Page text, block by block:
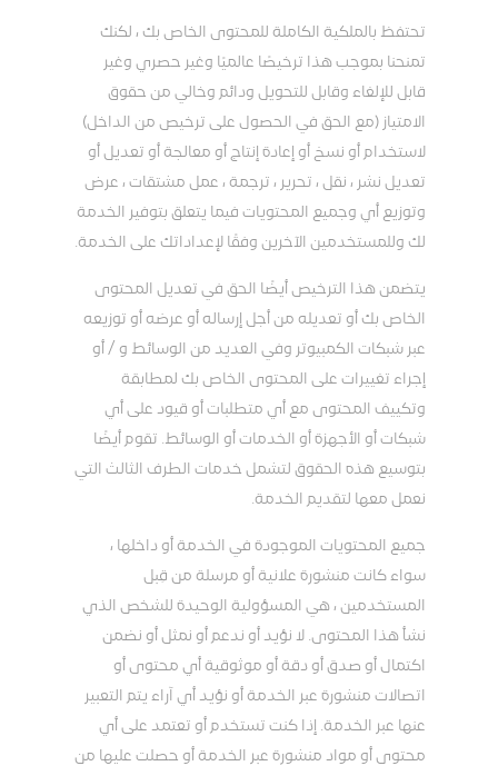
تحتفظ بالملكية الكاملة للمحتوى الخاص بك ، لكنك
تمنحنا بموجب هذا ترخيصًا عالميًا وغير حصري وغير
قابل للإلغاء وقابل للتحويل ودائم وخالي من حقوق
الامتياز (مع الحق في الحصول على ترخيص من الداخل)
لاستخدام أو نسخ أو إعادة إنتاج أو معالجة أو تعديل أو
تعديل نشر ، نقل ، تحرير ، ترجمة ، عمل مشتقات ، عرض
وتوزيع أي وجميع المحتويات فيما يتعلق بتوفير الخدمة
لك وللمستخدمين الآخرين وفقًا لإعداداتك على الخدمة.
يتضمن هذا الترخيص أيضًا الحق في تعديل المحتوى
الخاص بك أو تعديله من أجل إرساله أو عرضه أو توزيعه
عبر شبكات الكمبيوتر وفي العديد من الوسائط و / أو
إجراء تغييرات على المحتوى الخاص بك لمطابقة
وتكييف المحتوى مع أي متطلبات أو قيود على أي
شبكات أو الأجهزة أو الخدمات أو الوسائط. تقوم أيضًا
بتوسيع هذه الحقوق لتشمل خدمات الطرف الثالث التي
نعمل معها لتقديم الخدمة.
جميع المحتويات الموجودة في الخدمة أو داخلها ،
سواء كانت منشورة علانية أو مرسلة من قِبل
المستخدمين ، هي المسؤولية الوحيدة للشخص الذي
نشأ هذا المحتوى. لا نؤيد أو ندعم أو نمثل أو نضمن
اكتمال أو صدق أو دقة أو موثوقية أي محتوى أو
اتصالات منشورة عبر الخدمة أو نؤيد أي آراء يتم التعبير
عنها عبر الخدمة. إذا كنت تستخدم أو تعتمد على أي
محتوى أو مواد منشورة عبر الخدمة أو حصلت عليها من